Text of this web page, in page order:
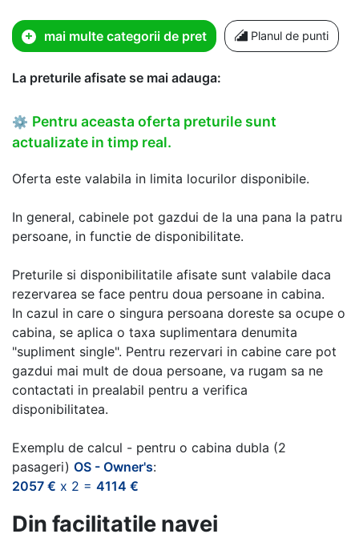
mai multe categorii de pret Planul de punti
La preturile afisate se mai adauga:
⚙ Pentru aceasta oferta preturile sunt
actualizate in timp real.
Oferta este valabila in limita locurilor disponibile.
In general, cabinele pot gazdui de la una pana la patru
persoane, in functie de disponibilitate.
Preturile si disponibilitatile afisate sunt valabile daca
rezervarea se face pentru doua persoane in cabina.
In cazul in care o singura persoana doreste sa ocupe o
cabina, se aplica o taxa suplimentara denumita
"supliment single". Pentru rezervari in cabine care pot
gazdui mai mult de doua persoane, va rugam sa ne
contactati in prealabil pentru a verifica
disponibilitatea.
Exemplu de calcul - pentru o cabina dubla (2
pasageri) OS - Owner's:
2057 € x 2 = 4114 €
Din facilitatile navei